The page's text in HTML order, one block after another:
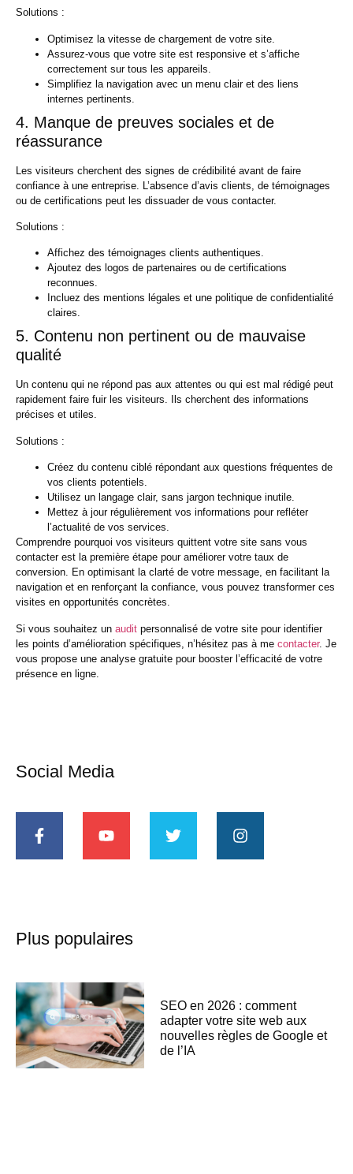
Solutions :
Optimisez la vitesse de chargement de votre site.
Assurez-vous que votre site est responsive et s’affiche
correctement sur tous les appareils.
Simplifiez la navigation avec un menu clair et des liens
internes pertinents.​
4. Manque de preuves sociales et de
réassurance
Les visiteurs cherchent des signes de crédibilité avant de faire
confiance à une entreprise. L’absence d’avis clients, de témoignages
ou de certifications peut les dissuader de vous contacter.​
Solutions :
Affichez des témoignages clients authentiques.
Ajoutez des logos de partenaires ou de certifications
reconnues.
Incluez des mentions légales et une politique de confidentialité
claires.
5. Contenu non pertinent ou de mauvaise
qualité
Un contenu qui ne répond pas aux attentes ou qui est mal rédigé peut
rapidement faire fuir les visiteurs. Ils cherchent des informations
précises et utiles.​
Solutions :
Créez du contenu ciblé répondant aux questions fréquentes de
vos clients potentiels.
Utilisez un langage clair, sans jargon technique inutile.
Mettez à jour régulièrement vos informations pour refléter
l’actualité de vos services.​
Comprendre pourquoi vos visiteurs quittent votre site sans vous
contacter est la première étape pour améliorer votre taux de
conversion. En optimisant la clarté de votre message, en facilitant la
navigation et en renforçant la confiance, vous pouvez transformer ces
visites en opportunités concrètes.​
Si vous souhaitez un audit personnalisé de votre site pour identifier
les points d’amélioration spécifiques, n’hésitez pas à me contacter. Je
vous propose une analyse gratuite pour booster l’efficacité de votre
présence en ligne.
Social Media
Plus populaires
SEO en 2026 : comment
adapter votre site web aux
nouvelles règles de Google et
de l’IA